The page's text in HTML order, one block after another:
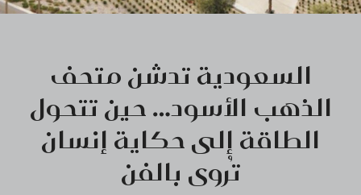
السعودية تدشن متحف
الذهب الأسود… حين تتحول
الطاقة إلى حكاية إنسان
تُروى بالفن